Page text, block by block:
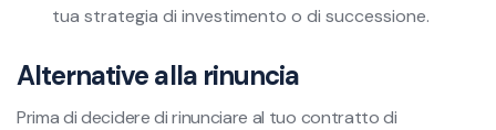
tua strategia di investimento o di successione.
Alternative alla rinuncia
Prima di decidere di rinunciare al tuo contratto di